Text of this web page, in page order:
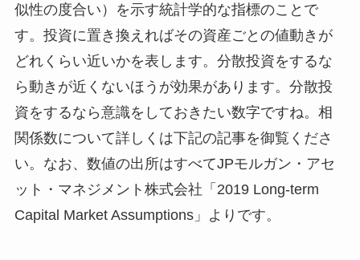
似性の度合い）を示す統計学的な指標のことで
す。投資に置き換えればその資産ごとの値動きが
どれくらい近いかを表します。分散投資をするな
ら動きが近くないほうが効果があります。分散投
資をするなら意識をしておきたい数字ですね。相
関係数について詳しくは下記の記事を御覧くださ
い。なお、数値の出所はすべてJPモルガン・アセ
ット・マネジメント株式会社「2019 Long-term
Capital Market Assumptions」よりです。